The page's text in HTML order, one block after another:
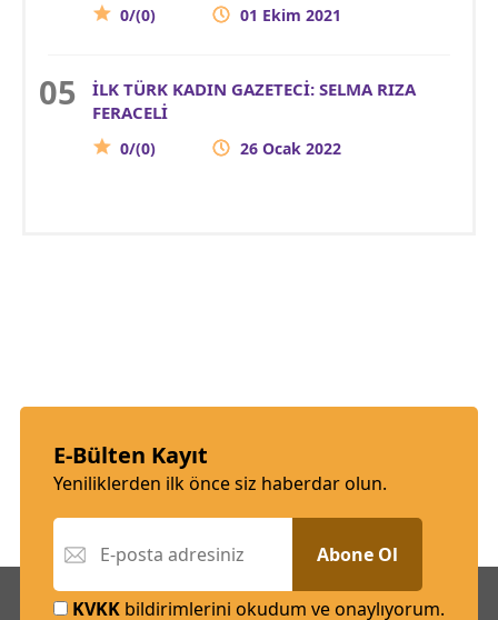
0/(0) 01 Ekim 2021
İLK TÜRK KADIN GAZETECİ: SELMA RIZA
FERACELİ
0/(0) 26 Ocak 2022
E-Bülten Kayıt
Yeniliklerden ilk önce siz haberdar olun.
Abone Ol
KVKK bildirimlerini okudum ve onaylıyorum.